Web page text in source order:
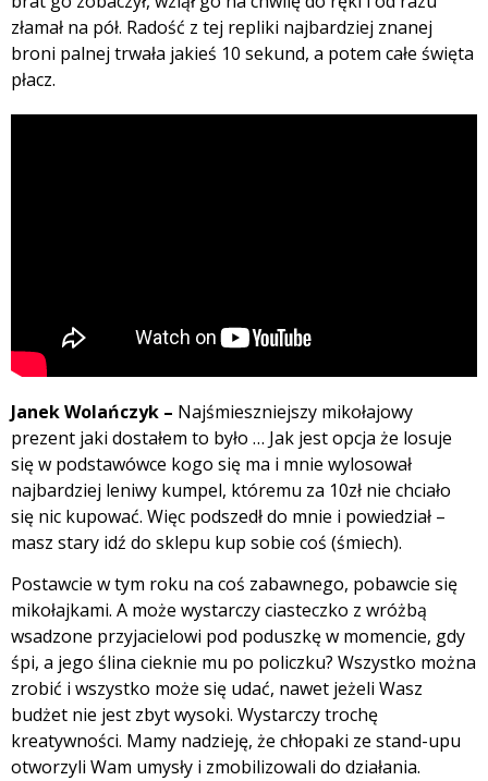
złamał na pół. Radość z tej repliki najbardziej znanej
broni palnej trwała jakieś 10 sekund, a potem całe święta
płacz.
Janek Wolańczyk – Najśmieszniejszy mikołajowy
prezent jaki dostałem to było … Jak jest opcja że losuje
się w podstawówce kogo się ma i mnie wylosował
najbardziej leniwy kumpel, któremu za 10zł nie chciało
się nic kupować. Więc podszedł do mnie i powiedział –
masz stary idź do sklepu kup sobie coś (śmiech).
Postawcie w tym roku na coś zabawnego, pobawcie się
mikołajkami. A może wystarczy ciasteczko z wróżbą
wsadzone przyjacielowi pod poduszkę w momencie, gdy
śpi, a jego ślina cieknie mu po policzku? Wszystko można
zrobić i wszystko może się udać, nawet jeżeli Wasz
budżet nie jest zbyt wysoki. Wystarczy trochę
kreatywności. Mamy nadzieję, że chłopaki ze stand-upu
otworzyli Wam umysły i zmobilizowali do działania.